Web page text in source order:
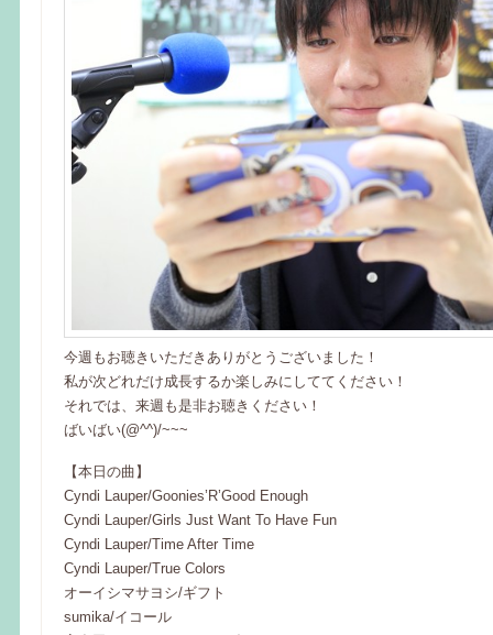
今週もお聴きいただきありがとうございました！
私が次どれだけ成長するか楽しみにしててください！
それでは、来週も是非お聴きください！
ばいばい(@^^)/~~~
【本日の曲】
Cyndi Lauper/Goonies’R’Good Enough
Cyndi Lauper/Girls Just Want To Have Fun
Cyndi Lauper/Time After Time
Cyndi Lauper/True Colors
オーイシマサヨシ/ギフト
sumika/イコール